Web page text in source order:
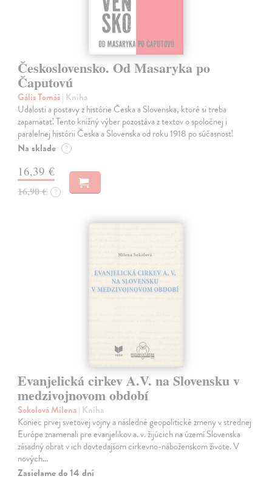
Československo. Od Masaryka po
Čaputovú
Gális Tomáš| Kniha
Udalosti a postavy z histórie Česka a Slovenska, ktoré si treba
zapamätať. Tento knižný výber pozostáva z textov o spoločnej i
paralelnej histórii Česka a Slovenska od roku 1918 po súčasnosť.
Na sklade ?
16,39 €
16,90 € ?
Evanjelická cirkev A.V. na Slovensku v
medzivojnovom období
Sokolová Milena| Kniha
Koniec prvej svetovej vojny a následné geopolitické zmeny v strednej
Európe znamenali pre evanjelikov a. v. žijúcich na území Slovenska
zásadný obrat v ich dovtedajšom cirkevno-náboženskom živote. V
nových…
Zasielame do 14 dní